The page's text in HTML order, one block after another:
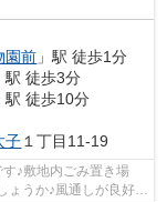
園前 」駅 徒歩1分
駅 徒歩3分
駅 徒歩10分
子１丁目11-19
♪敷地内ごみ置き場
ょうか♪風通しが良好な